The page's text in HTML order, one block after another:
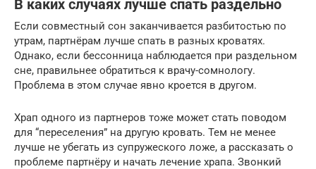
В каких случаях лучше спать раздельно
Если совместный сон заканчивается разбитостью по
утрам, партнёрам лучше спать в разных кроватях.
Однако, если бессонница наблюдается при раздельном
сне, правильнее обратиться к врачу-сомнологу.
Проблема в этом случае явно кроется в другом.
Храп одного из партнеров тоже может стать поводом
для “переселения” на другую кровать. Тем не менее
лучше не убегать из супружеского ложе, а рассказать о
проблеме партнёру и начать лечение храпа. Звонкий